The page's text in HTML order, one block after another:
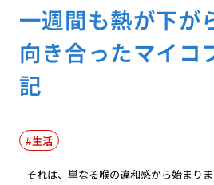
一週間も熱が下が
向き合ったマイコ
記
生活
それは、単なる喉の違和感から始まり